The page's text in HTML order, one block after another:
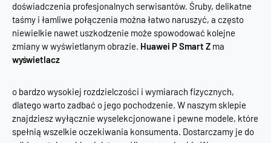
doświadczenia profesjonalnych serwisantów. Śruby, delikatne
taśmy i łamliwe połączenia można łatwo naruszyć, a często
niewielkie nawet uszkodzenie może spowodować kolejne
zmiany w wyświetlanym obrazie. Huawei P Smart Z ma
wyświetlacz
o bardzo wysokiej rozdzielczości i wymiarach fizycznych,
dlatego warto zadbać o jego pochodzenie. W naszym sklepie
znajdziesz wyłącznie wyselekcjonowane i pewne modele, które
spełnią wszelkie oczekiwania konsumenta. Dostarczamy je do